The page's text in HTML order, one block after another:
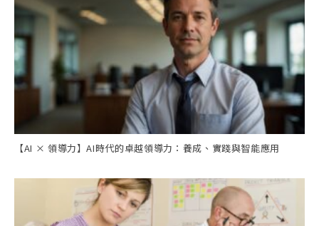
【AI × 領導力】AI時代的卓越領導力：養成、實踐與智能應用